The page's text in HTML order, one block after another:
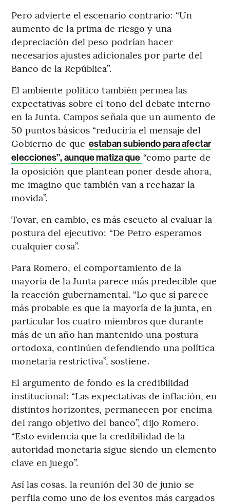
Pero advierte el escenario contrario: “Un
aumento de la prima de riesgo y una
depreciación del peso podrían hacer
necesarios ajustes adicionales por parte del
Banco de la República”.
El ambiente político también permea las
expectativas sobre el tono del debate interno
en la Junta. Campos señala que un aumento de
50 puntos básicos “reduciría el mensaje del
Gobierno de que estaban subiendo para afectar
elecciones”, aunque matiza que “como parte de
la oposición que plantean poner desde ahora,
me imagino que también van a rechazar la
movida”.
Tovar, en cambio, es más escueto al evaluar la
postura del ejecutivo: “De Petro esperamos
cualquier cosa”.
Para Romero, el comportamiento de la
mayoría de la Junta parece más predecible que
la reacción gubernamental. “Lo que sí parece
más probable es que la mayoría de la junta, en
particular los cuatro miembros que durante
más de un año han mantenido una postura
ortodoxa, continúen defendiendo una política
monetaria restrictiva”, sostiene.
El argumento de fondo es la credibilidad
institucional: “Las expectativas de inflación, en
distintos horizontes, permanecen por encima
del rango objetivo del banco”, dijo Romero.
“Esto evidencia que la credibilidad de la
autoridad monetaria sigue siendo un elemento
clave en juego”.
Así las cosas, la reunión del 30 de junio se
perfila como uno de los eventos más cargados